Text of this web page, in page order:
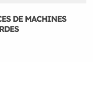
DE MACHINES